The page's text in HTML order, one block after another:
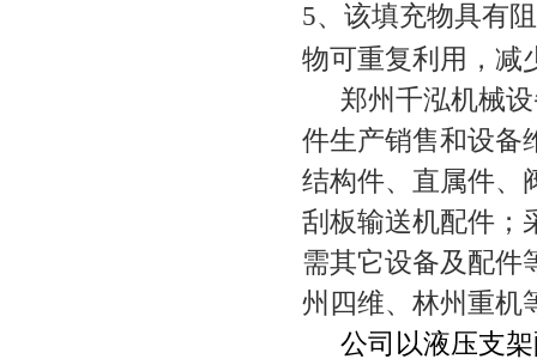
5、该填充物具有
物可重复利用，减
郑州千泓机械
件生产销售和设备
结构件、直属件、
刮板输送机配件；
需其它设备及配件
州四维、林州重机
公司以液压支